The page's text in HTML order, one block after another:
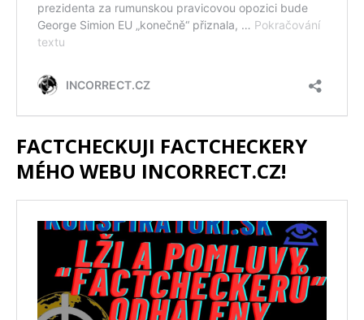
FACTCHECKUJI FACTCHECKERY
MÉHO WEBU INCORRECT.CZ!